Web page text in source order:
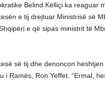
Belind Këlliçi ka reaguar
e tij drejtuar Ministrisë së
e që sipas ministrit të
së tij dhe denoncon
i Ramës, Ron Yeffet. “Ermal,